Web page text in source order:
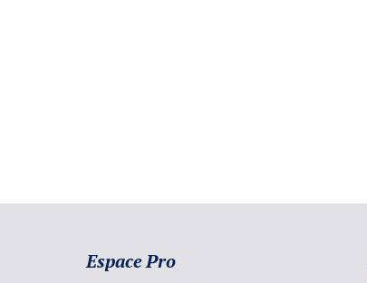
Espace Pro